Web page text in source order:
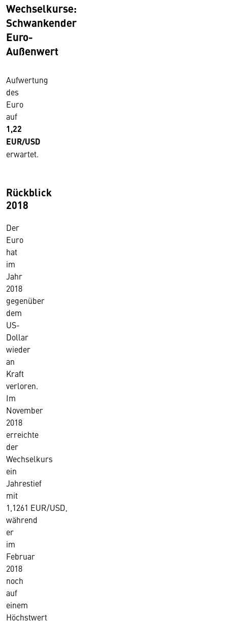
Wechselkurse:
Schwankender
Euro-
Außenwert
Aufwertung
des
Euro
auf
1,22
EUR/USD
erwartet.
Rückblick
2018
Der
Euro
hat
im
Jahr
2018
gegenüber
dem
US-
Dollar
wieder
an
Kraft
verloren.
Im
November
2018
erreichte
der
Wechselkurs
ein
Jahrestief
mit
1,1261 EUR/USD,
während
er
im
Februar
2018
noch
auf
einem
Höchstwert